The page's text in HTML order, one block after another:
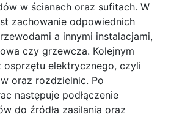
w ścianach oraz sufitach. W
zachowanie odpowiednich
a innymi instalacjami,
czy grzewcza. Kolejnym
osprzętu elektrycznego, czyli
oraz rozdzielnic. Po
następuje podłączenie
do źródła zasilania oraz